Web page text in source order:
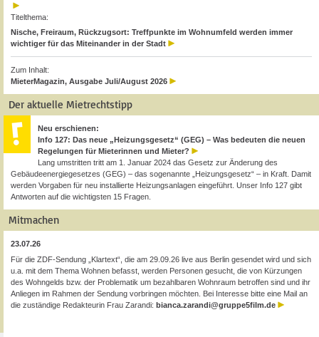
Titelthema:
Nische, Freiraum, Rückzugsort: Treffpunkte im Wohnumfeld werden immer
wichtiger für das Miteinander in der Stadt
Zum Inhalt:
MieterMagazin, Ausgabe Juli/August 2026
Der aktuelle Mietrechtstipp
Neu erschienen:
Info 127: Das neue „Heizungsgesetz“ (GEG) – Was bedeuten die neuen
Regelungen für Mieterinnen und Mieter?
Lang umstritten tritt am 1. Januar 2024 das Gesetz zur Änderung des
Gebäudeenergiegesetzes (GEG) – das sogenannte „Heizungsgesetz“ – in Kraft. Damit
werden Vorgaben für neu installierte Heizungsanlagen eingeführt. Unser Info 127 gibt
Antworten auf die wichtigsten 15 Fragen.
Mitmachen
23.07.26
Für die ZDF-Sendung „Klartext“, die am 29.09.26 live aus Berlin gesendet wird und sich
u.a. mit dem Thema Wohnen befasst, werden Personen gesucht, die von Kürzungen
des Wohngelds bzw. der Problematik um bezahlbaren Wohnraum betroffen sind und ihr
Anliegen im Rahmen der Sendung vorbringen möchten. Bei Interesse bitte eine Mail an
die zuständige Redakteurin Frau Zarandi: bianca.zarandi@gruppe5film.de